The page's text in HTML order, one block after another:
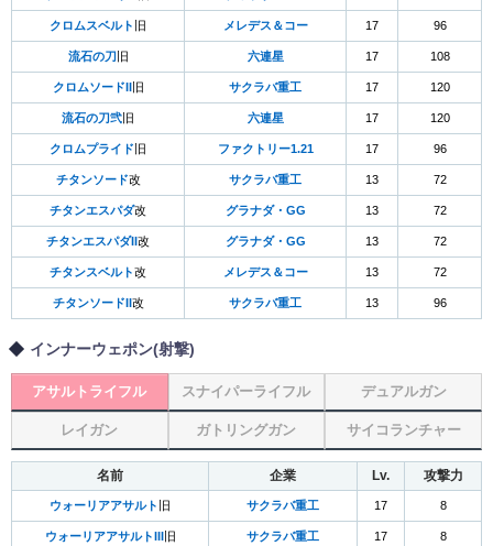
クロムスベルト 旧 メレデス＆コー 17 96
流石の刀 旧 六連星 17 108
クロムソードII 旧 サクラバ重工 17 120
流石の刀弐 旧 六連星 17 120
クロムプライド 旧 ファクトリー1.21 17 96
チタンソード改 サクラバ重工 13 72
チタンエスパダ改 グラナダ・GG 13 72
チタンエスパダII 改 グラナダ・GG 13 72
チタンスベルト改 メレデス＆コー 13 72
チタンソードII 改 サクラバ重工 13 96
インナーウェポン(射撃)
アサルトライフル スナイパーライフル デュアルガン
レイガン ガトリングガン サイコランチャー
名前 企業 Lv. 攻撃力
ウォーリアアサルト 旧 サクラバ重工 17 8
ウォーリアアサルトIII 旧 サクラバ重工 17 8